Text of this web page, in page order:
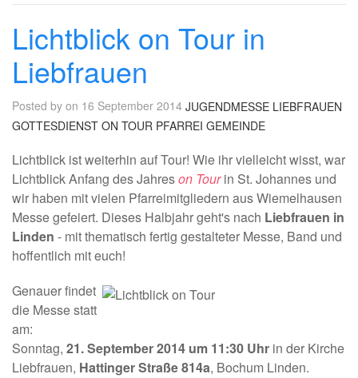
Lichtblick on Tour in
Liebfrauen
Posted by on 16 September 2014 JUGENDMESSE LIEBFRAUEN
GOTTESDIENST ON TOUR PFARREI GEMEINDE
Lichtblick ist weiterhin auf Tour! Wie ihr vielleicht wisst, war
Lichtblick Anfang des Jahreson Tourin St. Johannes und
wir haben mit vielen Pfarreimitgliedern aus Wiemelhausen
Messe gefeiert. Dieses Halbjahr geht's nach Liebfrauen in
Linden - mit thematisch fertig gestalteter Messe, Band und
hoffentlich mit euch!
Genauer findet
die Messe statt
am:
Sonntag, 21. September 2014 um 11:30 Uhr in der Kirche
Liebfrauen, Hattinger Straße 814a, Bochum Linden.